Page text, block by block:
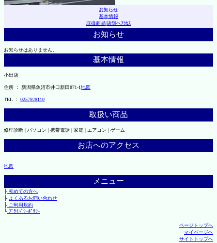
お知らせ
基本情報
取扱商品|店舗へｱｸｾｽ
お知らせ
お知らせはありません。
基本情報
小出店
住所 ： 新潟県魚沼市井口新田871-1地図
TEL ： 0257928110
取扱い商品
修理診断 | パソコン | 携帯電話 | 家電 | エアコン | ゲーム
お店へのアクセス
地図
メニュー
├初めての方へ
├ よくあるお問い合わせ
├ご利用規約
└ﾌﾟﾗｲﾊﾞｼｰﾎﾟﾘｼｰ
ページトップへ
マイページへ
サイトトップへ